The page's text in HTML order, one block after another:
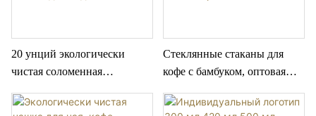
20 унций экологически
чистая соломенная
оболочка с бамбуковой
Стеклянные стаканы для
кофе с бамбуком, оптовая
прозрачные, блестящие,